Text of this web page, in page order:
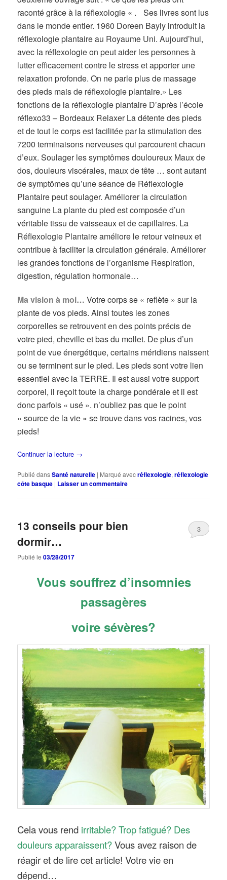
raconté grâce à la réflexologie « . Ses livres sont lus
dans le monde entier. 1960 Doreen Bayly introduit la
réflexologie plantaire au Royaume Uni. Aujourd’hui,
avec la réflexologie on peut aider les personnes à
lutter efficacement contre le stress et apporter une
relaxation profonde. On ne parle plus de massage
des pieds mais de réflexologie plantaire.» Les
fonctions de la réflexologie plantaire D’après l’école
réflexo33 – Bordeaux Relaxer La détente des pieds
et de tout le corps est facilitée par la stimulation des
7200 terminaisons nerveuses qui parcourent chacun
d’eux. Soulager les symptômes douloureux Maux de
dos, douleurs viscérales, maux de tête … sont autant
de symptômes qu’une séance de Réflexologie
Plantaire peut soulager. Améliorer la circulation
sanguine La plante du pied est composée d’un
véritable tissu de vaisseaux et de capillaires. La
Réflexologie Plantaire améliore le retour veineux et
contribue à faciliter la circulation générale. Améliorer
les grandes fonctions de l’organisme Respiration,
digestion, régulation hormonale…
Ma vision à moi… Votre corps se « reflète » sur la
plante de vos pieds. Ainsi toutes les zones
corporelles se retrouvent en des points précis de
votre pied, cheville et bas du mollet. De plus d’un
point de vue énergétique, certains méridiens naissent
ou se terminent sur le pied. Les pieds sont votre lien
essentiel avec la TERRE. Il est aussi votre support
corporel, il reçoit toute la charge pondérale et il est
donc parfois « usé ». n’oubliez pas que le point
« source de la vie » se trouve dans vos racines, vos
pieds!
Continuer la lecture →
Publié dansSanté naturelle | Marqué avecréflexologie,réflexologie
côte basque | Laisser un commentaire
13 conseils pour bien
dormir…
Publié le03/28/2017
3
Vous souffrez d’insomnies
passagères
voire sévères?
Cela vous rend irritable?Trop fatigué? Des
douleurs apparaissent?Vous avez raison de
réagir et de lire cet article! Votre vie en
dépend…